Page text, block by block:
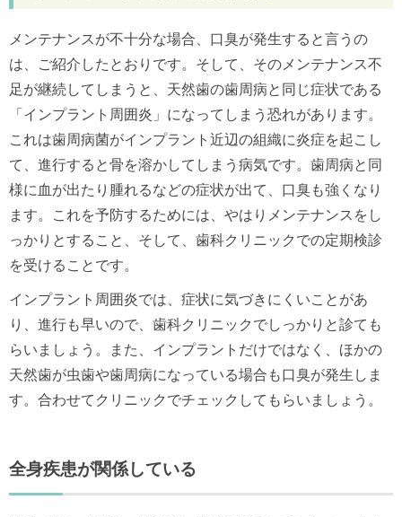
メンテナンスが不十分な場合、口臭が発生すると言うの
は、ご紹介したとおりです。そして、そのメンテナンス不
足が継続してしまうと、天然歯の歯周病と同じ症状である
「インプラント周囲炎」になってしまう恐れがあります。
これは歯周病菌がインプラント近辺の組織に炎症を起こし
て、進行すると骨を溶かしてしまう病気です。歯周病と同
様に血が出たり腫れるなどの症状が出て、口臭も強くなり
ます。これを予防するためには、やはりメンテナンスをし
っかりとすること、そして、歯科クリニックでの定期検診
を受けることです。
インプラント周囲炎では、症状に気づきにくいことがあ
り、進行も早いので、歯科クリニックでしっかりと診ても
らいましょう。また、インプラントだけではなく、ほかの
天然歯が虫歯や歯周病になっている場合も口臭が発生しま
す。合わせてクリニックでチェックしてもらいましょう。
全身疾患が関係している